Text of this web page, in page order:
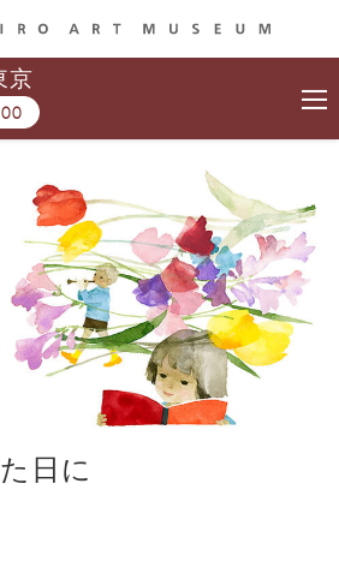
京
日に